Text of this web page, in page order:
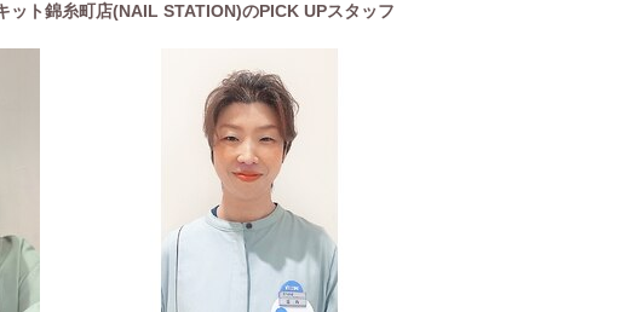
ット錦糸町店(NAIL STATION)のPICK UPスタッフ